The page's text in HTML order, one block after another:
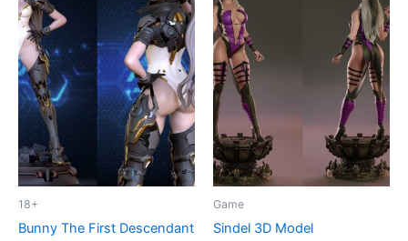
18+
Bunny The First Descendant
Game
Sindel 3D Model